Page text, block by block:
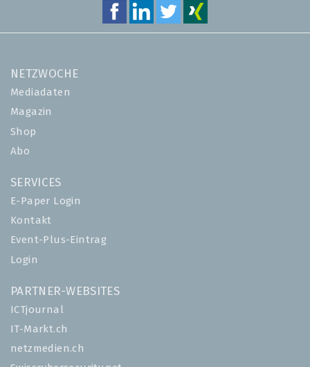
NETZWOCHE
Mediadaten
Magazin
Shop
Abo
SERVICES
E-Paper Login
Kontakt
Event-Plus-Eintrag
Login
PARTNER-WEBSITES
ICTjournal
IT-Markt.ch
netzmedien.ch